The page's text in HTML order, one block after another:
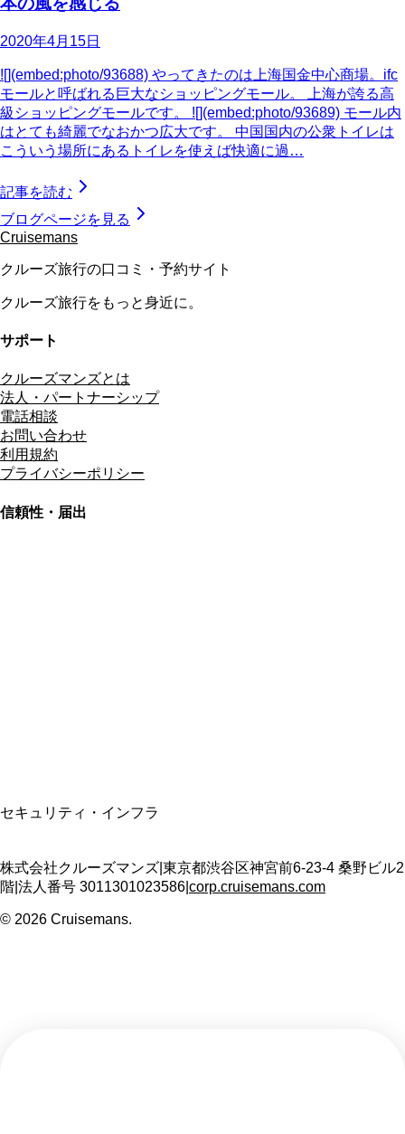
2020年4月15日
![](embed:photo/93688) やってきたのは上海国金中心商場。ifc
モールと呼ばれる巨大なショッピングモール。 上海が誇る高
級ショッピングモールです。 ![](embed:photo/93689) モール内
はとても綺麗でなおかつ広大です。 中国国内の公衆トイレは
こういう場所にあるトイレを使えば快適に過…
記事を読む
ブログページを見る
Cruisemans
クルーズ旅行の口コミ・予約サイト
クルーズ旅行をもっと身近に。
サポート
クルーズマンズとは
法人・パートナーシップ
電話相談
お問い合わせ
利用規約
プライバシーポリシー
信頼性・届出
セキュリティ・インフラ
株式会社クルーズマンズ 東京都渋谷区神宮前6-23-4 桑野ビル2
階 法人番号 3011301023586 corp.cruisemans.com
© 2026 Cruisemans.